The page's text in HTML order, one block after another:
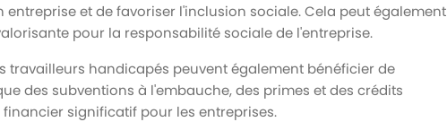
entreprise et de favoriser l'inclusion sociale. Cela peut également
pour la responsabilité sociale de l'entreprise.
travailleurs handicapés peuvent également bénéficier de
des subventions à l'embauche, des primes et des crédits
significatif pour les entreprises.